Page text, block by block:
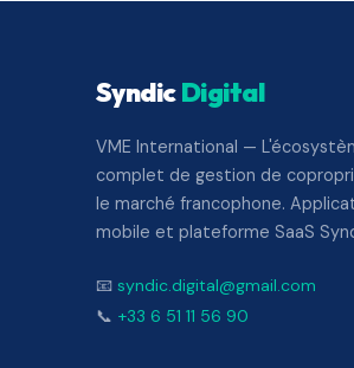
SyndicDigital
VME International —
complet de gestion de
le marché francophone.
mobile et plateforme SaaS
📧 syndic.digital@gmail.com
📞 +33 6 51 11 56 90